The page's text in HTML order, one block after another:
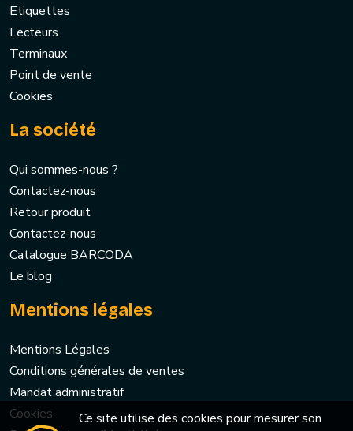
Etiquettes
Lecteurs
Terminaux
Point de vente
Cookies
La société
Qui sommes-nous ?
Contactez-nous
Retour produit
Contactez-nous
Catalogue BARCODA
Le blog
Mentions légales
Mentions Légales
Conditions générales de ventes
Mandat administratif
Cookies
Ce site utilise des cookies pour mesurer son